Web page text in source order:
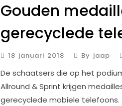
Gouden
gerecyclede
18 januari 2018 By jaap
De schaatsers die op het
Allround & Sprint krijgen
gerecyclede mobiele telefoons.